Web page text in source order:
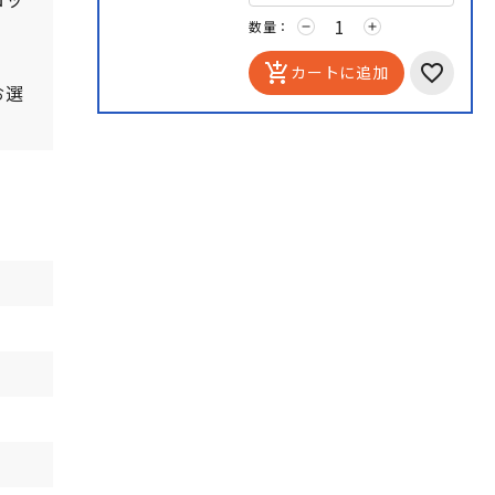
選
数量： remove add
add_shopping_cart カートに追加